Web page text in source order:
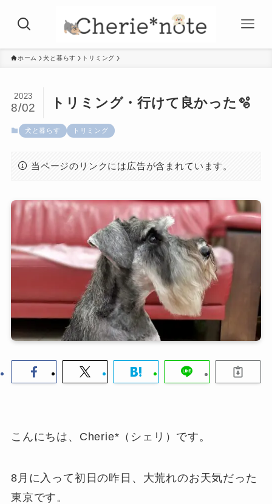
ホーム 犬と暮らす トリミング
トリミング・行けて良かった🫧
2023
8/02
犬と暮らす トリミング
当ページのリンクには広告が含まれています。
こんにちは、Cherie*（シェリ）です。
8月に入って初日の昨日、大荒れのお天気だった
東京です。